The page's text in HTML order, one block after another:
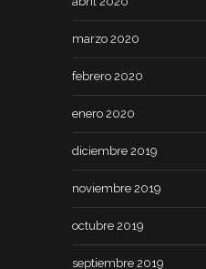
marzo 2020
febrero 2020
enero 2020
diciembre 2019
noviembre 2019
octubre 2019
septiembre 2019